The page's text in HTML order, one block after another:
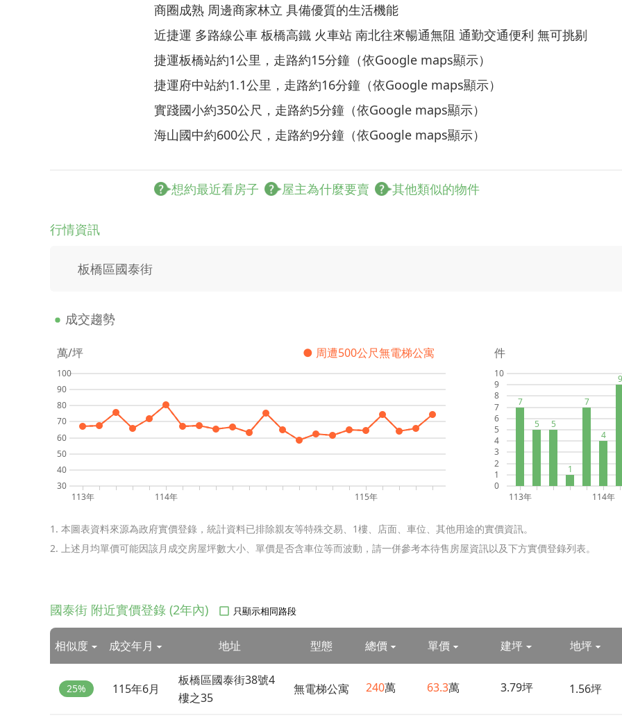
商圈成熟 周邊商家林立 具備優質的生活機能
近捷運 多路線公車 板橋高鐵 火車站 南北往來暢通無阻 通勤交通便利 無可挑剔
捷運板橋站約1公里，走路約15分鐘（依Google maps顯示）
捷運府中站約1.1公里，走路約16分鐘（依Google maps顯示）
實踐國小約350公尺，走路約5分鐘（依Google maps顯示）
海山國中約600公尺，走路約9分鐘（依Google maps顯示）
想約最近看房子 屋主為什麼要賣 其他類似的物件
行情資訊
板橋區國泰街
成交趨勢
萬/坪 ● 周遭500公尺無電梯公寓
30
40
50
60
70
80
90
100
113年 114年 115年
件
0
1
2
3
4
5
6
7
8
9
10
113年 114年
7
5
5
1
7
4
9
1. 本圖表資料來源為政府實價登錄，統計資料已排除親友等特殊交易、1樓、店面、車位、其他用途的實價資訊。
2. 上述月均單價可能因該月成交房屋坪數大小、單價是否含車位等而波動，請一併參考本待售房屋資訊以及下方實價登錄列表。
國泰街 附近實價登錄 (2年內) 只顯示相同路段
相似度 成交年月 地址 型態 總價 單價 建坪 地坪
25% 115年6月
板橋區國泰街38號4
樓之35
無電梯公寓 240萬 63.3萬 3.79坪 1.56坪